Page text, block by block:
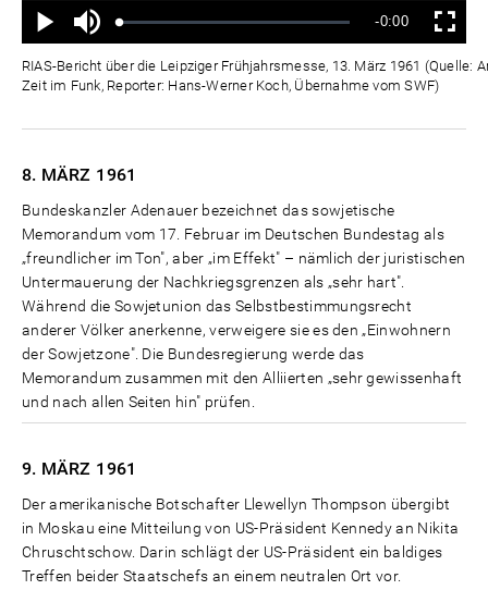
Wiedergabe
Ton
aus
Geladen:
Status:
Verbleibende
Zeit
-0:00 Vollbild
RIAS-Bericht über die Leipziger Frühjahrsmesse, 13. März 1961 (Quelle:
Zeit im Funk, Reporter: Hans-Werner Koch, Übernahme vom SWF)
8. MÄRZ 1961
Bundeskanzler Adenauer bezeichnet das sowjetische
Memorandum vom 17. Februar im Deutschen Bundestag als
„freundlicher im Ton", aber „im Effekt" – nämlich der juristischen
Untermauerung der Nachkriegsgrenzen als „sehr hart".
Während die Sowjetunion das Selbstbestimmungsrecht
anderer Völker anerkenne, verweigere sie es den „Einwohnern
der Sowjetzone". Die Bundesregierung werde das
Memorandum zusammen mit den Alliierten „sehr gewissenhaft
und nach allen Seiten hin" prüfen.
9. MÄRZ 1961
Der amerikanische Botschafter Llewellyn Thompson übergibt
in Moskau eine Mitteilung von US-Präsident Kennedy an Nikita
Chruschtschow. Darin schlägt der US-Präsident ein baldiges
Treffen beider Staatschefs an einem neutralen Ort vor.